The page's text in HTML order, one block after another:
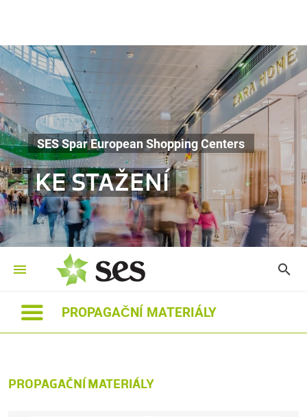
SES Spar European Shopping Centers
KE STAŽENÍ
PROPAGAČNÍ MATERIÁLY
PROPAGAČNÍ MATERIÁLY